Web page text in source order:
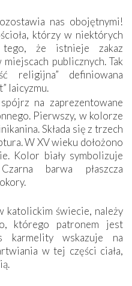
nas obojętnymi!
którzy w niektórych
że istnieje zakaz
publicznych. Tak
religijna” definiowana
laicyzmu.
na zaprezentowane
Pierwszy, w kolorze
Składa się z trzech
W XV wieku dołożono
Kolor biały symbolizuje
barwa płaszcza
katolickim świecie, należy
którego patronem jest
karmelity wskazuje na
w tej części ciała,